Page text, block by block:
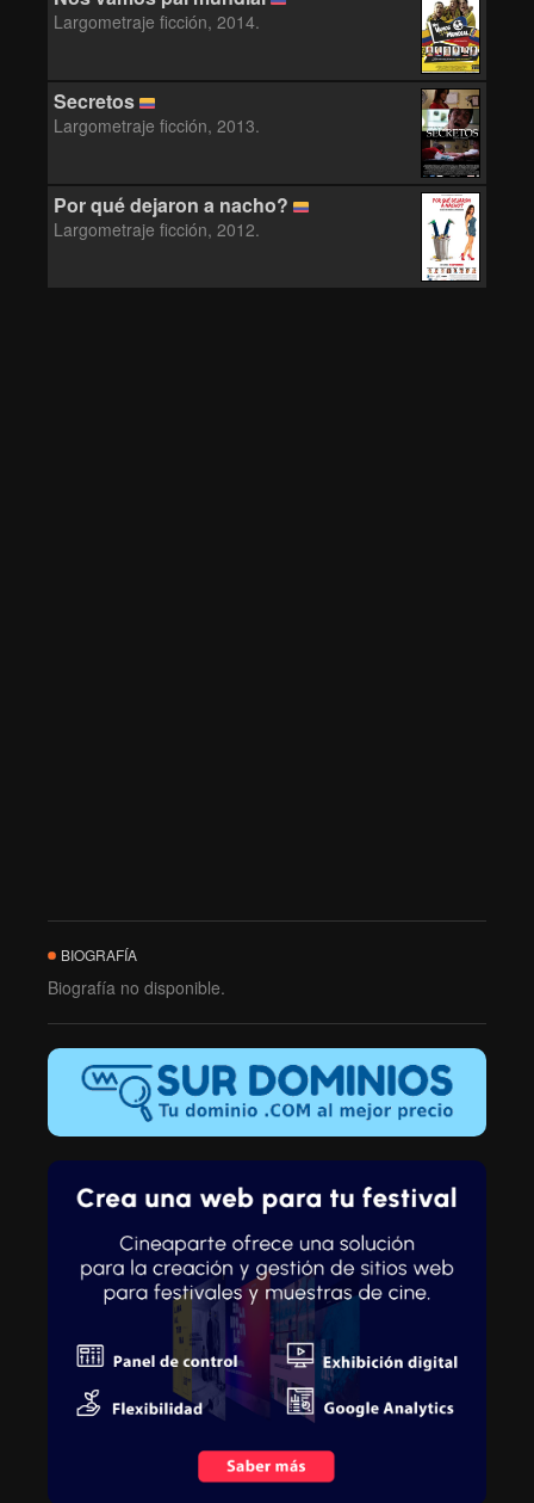
Largometraje ficción, 2014.
Secretos
Largometraje ficción, 2013.
Por qué dejaron a nacho?
Largometraje ficción, 2012.
BIOGRAFÍA
Biografía no disponible.